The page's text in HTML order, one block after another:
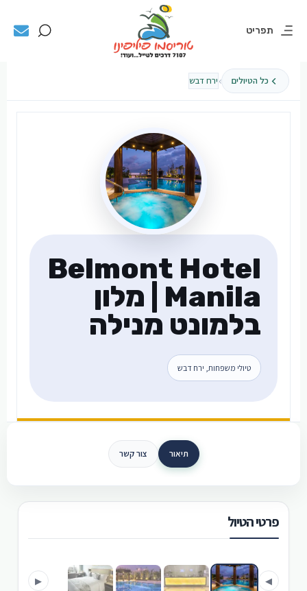
תפריט
כל הטיולים ›ירח דבש
Belmont Hotel
Manila | מלון
בלמונט מנילה
טיולי משפחות, ירח דבש
תיאור צור קשר
פרטי הטיול
◀
▶